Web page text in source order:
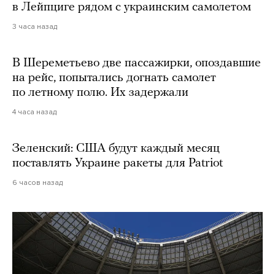
в Лейпциге рядом с украинским самолетом
3 часа назад
В Шереметьево две пассажирки, опоздавшие
на рейс, попытались догнать самолет
по летному полю. Их задержали
4 часа назад
Зеленский: США будут каждый месяц
поставлять Украине ракеты для Patriot
6 часов назад